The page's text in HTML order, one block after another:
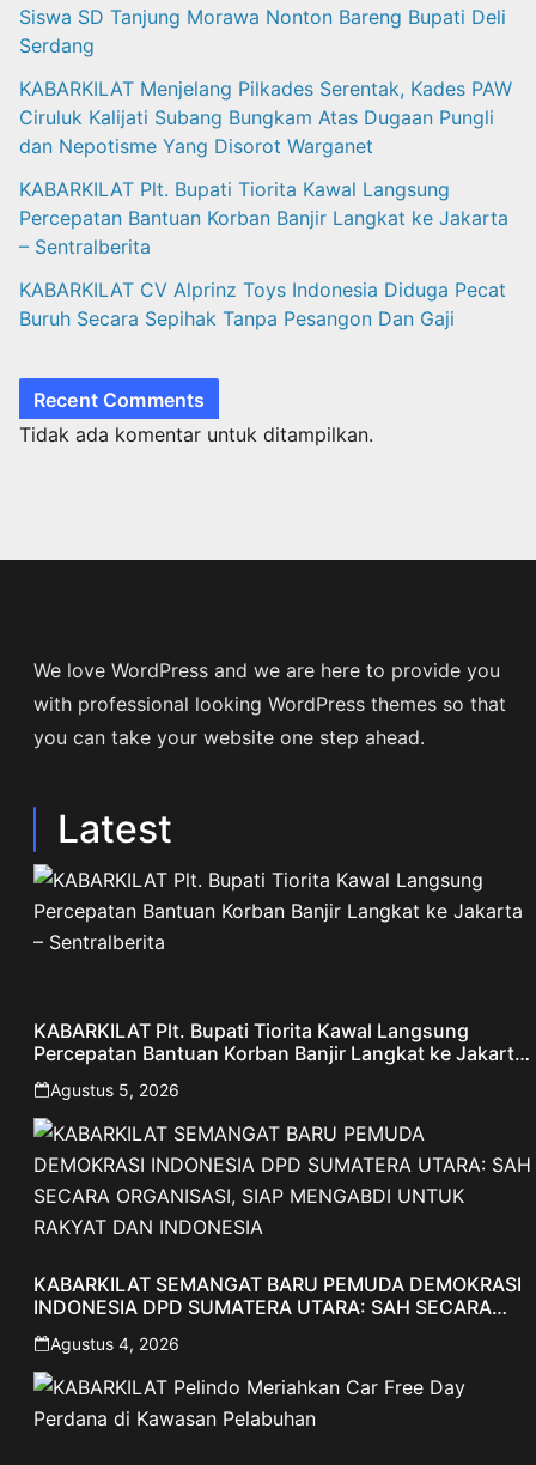
Siswa SD Tanjung Morawa Nonton Bareng Bupati Deli
Serdang
KABARKILAT Menjelang Pilkades Serentak, Kades PAW
Ciruluk Kalijati Subang Bungkam Atas Dugaan Pungli
dan Nepotisme Yang Disorot Warganet
KABARKILAT Plt. Bupati Tiorita Kawal Langsung
Percepatan Bantuan Korban Banjir Langkat ke Jakarta
– Sentralberita
KABARKILAT CV Alprinz Toys Indonesia Diduga Pecat
Buruh Secara Sepihak Tanpa Pesangon Dan Gaji
Recent Comments
Tidak ada komentar untuk ditampilkan.
We love WordPress and we are here to provide you
with professional looking WordPress themes so that
you can take your website one step ahead.
Latest
KABARKILAT Plt. Bupati Tiorita Kawal Langsung
Percepatan Bantuan Korban Banjir Langkat ke Jakarta
– Sentralberita
Agustus 5, 2026
KABARKILAT SEMANGAT BARU PEMUDA DEMOKRASI
INDONESIA DPD SUMATERA UTARA: SAH SECARA
ORGANISASI, SIAP MENGABDI UNTUK RAKYAT DAN
INDONESIA
Agustus 4, 2026